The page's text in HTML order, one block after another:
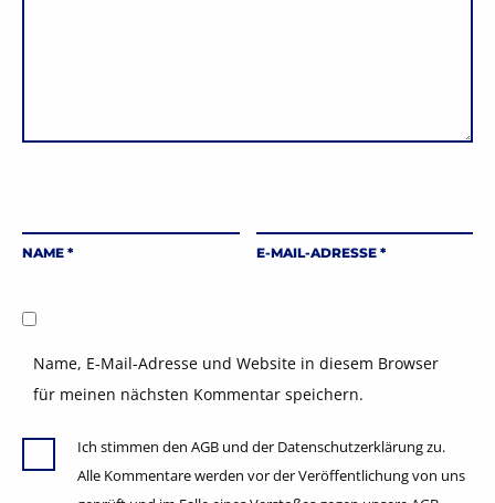
NAME * E-MAIL-ADRESSE *
Name, E-Mail-Adresse und Website in diesem Browser
für meinen nächsten Kommentar speichern.
Ich stimmen den AGB und der Datenschutzerklärung zu.
Alle Kommentare werden vor der Veröffentlichung von uns